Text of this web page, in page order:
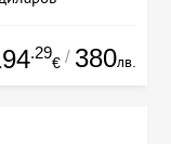
.29
€ / 380лв.